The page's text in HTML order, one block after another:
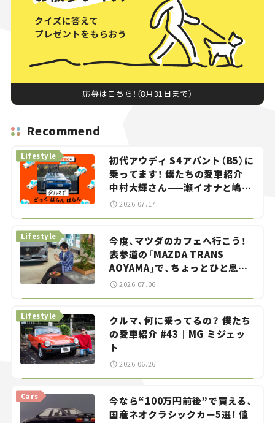
応募はこちら！（8月31日まで）
Recommend
初代アウディ S4アバント（B5）に
乗ってます！ 僕たちの愛車紹介｜
中村大輝さん——瀬イオナと嶋田
智之の「クルマでざっくばらんば
らん！」＃20
Lifestyle
2026.07.17
今度、マツダのカフェへ行こう！
表参道の「MAZDA TRANS
AOYAMA」で、ちょっとひと息。
——連載｜CCGとクルマでどうす
Lifestyle
2026.07.06
クルマ、何に乗ってるの？ 僕たち
の愛車紹介 #43｜MG ミジェッ
ト
Lifestyle
2026.06.26
今なら“100万円前後”で買える、
国産ネオクラシックカー5選！ 値
Cars